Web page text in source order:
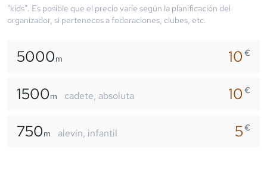
"kids". Es posible que el precio varíe según la planificación del
organizador, si perteneces a federaciones, clubes, etc.
5000m 10€
1500m cadete, absoluta 10€
750m alevín, infantil 5€